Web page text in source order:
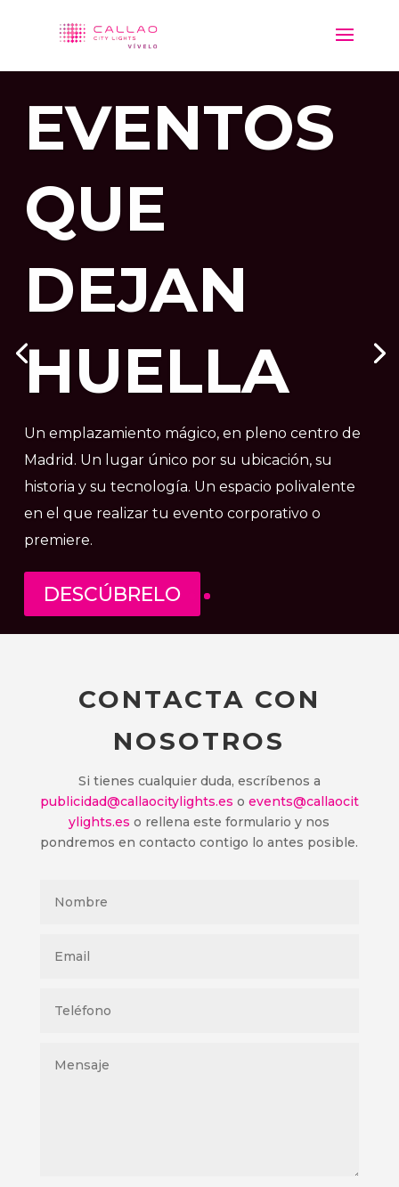
CALLAO
CITY
LIGHTS
EVENTOS
QUE
DEJAN
HUELLA
Un emplazamiento mágico, en pleno centro de
Madrid. Un lugar único por su ubicación, su
historia y su tecnología. Un espacio polivalente
en el que realizar tu evento corporativo o
premiere.
DESCÚBRELO
CONTACTA CON
NOSOTROS
Si tienes cualquier duda, escríbenos a
publicidad@callaocitylights.es o events@callaocit
ylights.es o rellena este formulario y nos
pondremos en contacto contigo lo antes posible.